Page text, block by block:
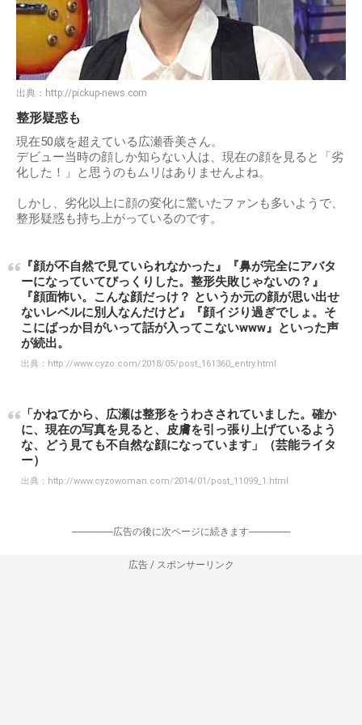
出典： http://pickup-news.com
整形疑惑も
現在50歳を超えている広瀬香美さん。
デビュー当時の顔しか知らない人は、現在の顔を見ると「劣
化した！」と思うのもムリはありませんよね。
しかし、劣化以上に顔の変化に驚いたファンも多いようで、
整形疑惑も持ち上がっているのです。
『顔が不自然で見ていられなかった』『鼻が完全にアバタ
ーになっていてびっくりした。整形失敗じゃないの？』
『顔面怖い。こんな顔だっけ？ というか元の顔が思い出せ
ないレベルに別人なんだけど』『顔イジり過ぎでしょ。そ
こにばっか目がいって話が入ってこないwww』といった声
が続出。
出典： http://www.cyzo.com/2018/05/post_161360_entry.html
「かねてから、広瀬は整形をうわさされていました。確か
に、現在の写真を見ると、皮膚を引っ張り上げているよう
な、どう見ても不自然な顔になっています」（芸能ライタ
ー）
出典： http://www.cyzowoman.com/2014/01/post_11099_1.html
-----------------広告の後に次ページに続きます-----------------
広告 / スポンサーリンク